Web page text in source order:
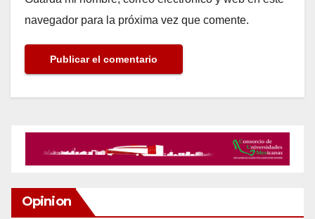
navegador para la próxima vez que comente.
Opinion